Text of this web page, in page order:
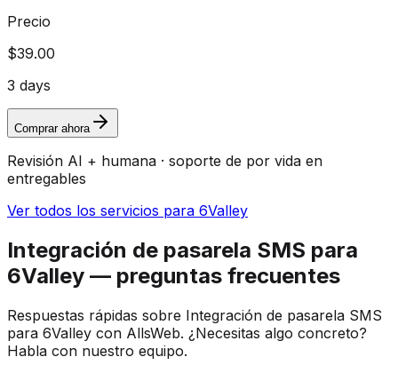
Precio
$39.00
3 days
Comprar ahora
Revisión AI + humana · soporte de por vida en
entregables
Ver todos los servicios para 6Valley
Integración de pasarela SMS para
6Valley — preguntas frecuentes
Respuestas rápidas sobre Integración de pasarela SMS
para 6Valley con AllsWeb. ¿Necesitas algo concreto?
Habla con nuestro equipo.